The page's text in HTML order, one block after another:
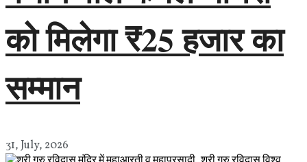
को मिलेगा ₹25 हजार का
सम्मान
31, July, 2026